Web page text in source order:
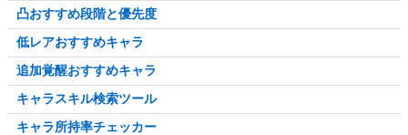
凸おすすめ段階と優先度
低レアおすすめキャラ
追加覚醒おすすめキャラ
キャラスキル検索ツール
キャラ所持率チェッカー